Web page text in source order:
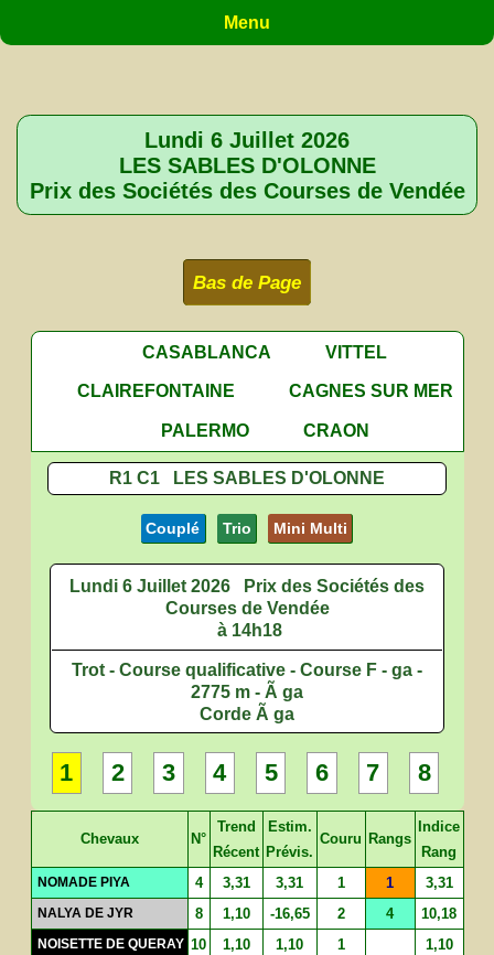
Menu
Lundi 6 Juillet 2026
LES SABLES D'OLONNE
Prix des Sociétés des Courses de Vendée
Bas de Page
CASABLANCA
VITTEL
CLAIREFONTAINE
CAGNES SUR MER
PALERMO
CRAON
R1 C1 LES SABLES D'OLONNE
Couplé Trio Mini Multi
Lundi 6 Juillet 2026
Prix des Sociétés des
Courses de Vendée
à 14h18
Trot - Course qualificative - Course F - ga -
2775 m - Ã ga
Corde Ã ga
1 2 3 4 5 6 7 8
Chevaux N°
Trend
Récent
Estim.
Prévis.
Couru Rangs
Indice
Rang
NOMADE PIYA 4 3,31 3,31 1 1 3,31
NALYA DE JYR 8 1,10 -16,65 2 4 10,18
NOISETTE DE QUERAY 10 1,10 1,10 1 1,10